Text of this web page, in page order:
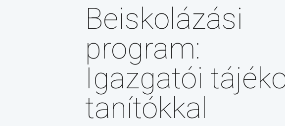
Beiskolázási
program:
Igazgatói
tanítókkal